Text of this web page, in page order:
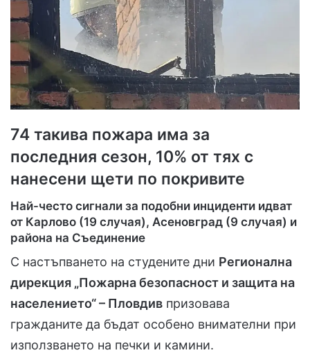
74 такива пожара има за
последния сезон, 10% от тях с
нанесени щети по покривите
Най-често сигнали за подобни инциденти идват
от Карлово (19 случая), Асеновград (9 случая) и
района на Съединение
С настъпването на студените дни Регионална
дирекция „Пожарна безопасност и защита на
населението“ – Пловдив призовава
гражданите да бъдат особено внимателни при
използването на печки и камини.